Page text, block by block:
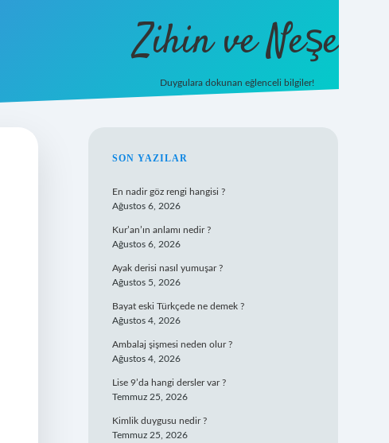
Zihin ve Neşe
Duygulara dokunan eğlenceli bilgiler!
SIDEBAR
SON YAZILAR
En nadir göz rengi hangisi ?
Ağustos 6, 2026
Kur’an’ın anlamı nedir ?
Ağustos 6, 2026
Ayak derisi nasıl yumuşar ?
Ağustos 5, 2026
Bayat eski Türkçede ne demek ?
Ağustos 4, 2026
Ambalaj şişmesi neden olur ?
Ağustos 4, 2026
Lise 9’da hangi dersler var ?
Temmuz 25, 2026
Kimlik duygusu nedir ?
Temmuz 25, 2026